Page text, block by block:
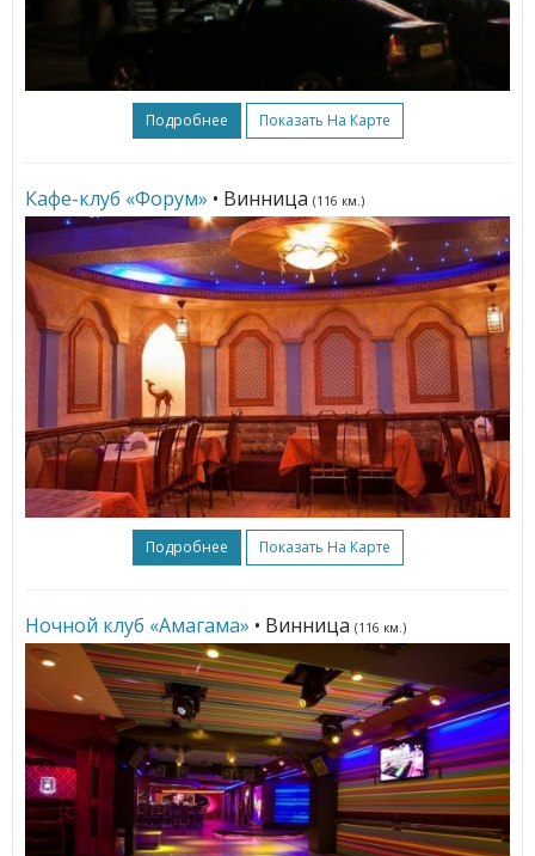
Подробнее Показать На Карте
Кафе-клуб «Форум» • Винница (116 км.)
Подробнее Показать На Карте
Ночной клуб «Амагама» • Винница (116 км.)